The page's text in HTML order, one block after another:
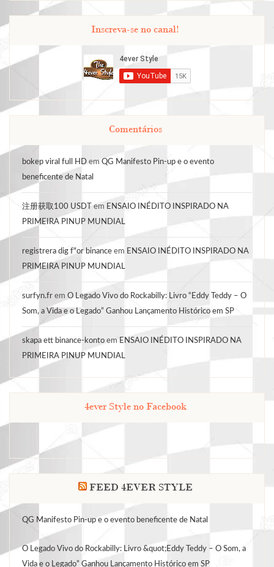
Inscreva-se no canal!
Comentários
bokep viral full HD em QG Manifesto Pin-up e o evento
beneficente de Natal
注册获取100 USDT em ENSAIO INÉDITO INSPIRADO NA
PRIMEIRA PINUP MUNDIAL
registrera dig f"or binance em ENSAIO INÉDITO INSPIRADO NA
PRIMEIRA PINUP MUNDIAL
surfyn.fr em O Legado Vivo do Rockabilly: Livro “Eddy Teddy – O
Som, a Vida e o Legado” Ganhou Lançamento Histórico em SP
skapa ett binance-konto emENSAIO INÉDITO INSPIRADO NA
PRIMEIRA PINUP MUNDIAL
4ever Style no Facebook
FEED 4EVER STYLE
QG Manifesto Pin-up e o evento beneficente de Natal
O Legado Vivo do Rockabilly: Livro &quot;Eddy Teddy – O Som, a
Vida e o Legado” Ganhou Lançamento Histórico em SP